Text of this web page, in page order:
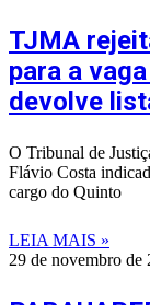
TJMA
para a
devolve
O Tribunal de
Flávio Costa
cargo do Quinto
LEIA MAIS »
29 de novembro de